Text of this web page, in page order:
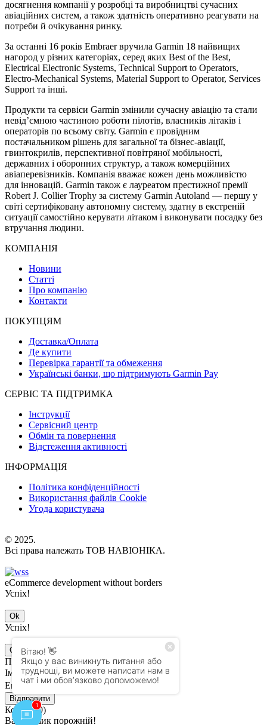
досягнення компанії у розробці та виробництві сучасних
авіаційних систем, а також здатність оперативно реагувати на
потреби й очікування ринку.
За останні 16 років Embraer вручила Garmin 18 найвищих
нагород у різних категоріях, серед яких Best of the Best,
Electrical Electronic Systems, Technical Support to Operators,
Electro-Mechanical Systems, Material Support to Operator, Services
Support та інші.
Продукти та сервіси Garmin змінили сучасну авіацію та стали
невід’ємною частиною роботи пілотів, власників літаків і
операторів по всьому світу. Garmin є провідним
постачальником рішень для загальної та бізнес-авіації,
гвинтокрилів, перспективної повітряної мобільності,
державних і оборонних структур, а також комерційних
авіаперевізників. Компанія вважає кожен день можливістю
для інновацій. Garmin також є лауреатом престижної премії
Robert J. Collier Trophy за систему Garmin Autoland — першу у
світі сертифіковану автономну систему, здатну в екстреній
ситуації самостійно керувати літаком і виконувати посадку без
втручання людини.
КОМПАНІЯ
Новини
Статті
Про компанію
Контакти
ПОКУПЦЯМ
Доставка/Оплата
Де купити
Перевірка гарантії та обмеження
Українські банки, що підтримують Garmin Pay
СЕРВІС ТА ПІДТРИМКА
Інструкції
Сервісний центр
Обмін та повернення
Відстеження активності
ІНФОРМАЦІЯ
Політика конфіденційності
Використання файлів Cookie
Угода користувача
© 2025.
Всі права належать ТОВ НАВІОНІКА.
eCommerce development without borders
Успіх!
Ok
Успіх!
Ok
Підписатись на оновлення
Ім'я
Email
Відправити
Кошик (0)
Ваш кошик порожній!